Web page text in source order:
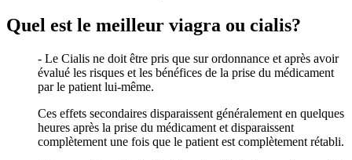
Quel est le meilleur viagra ou cialis?
- Le Cialis ne doit être pris que sur ordonnance et après avoir
évalué les risques et les bénéfices de la prise du médicament
par le patient lui-même.
Ces effets secondaires disparaissent généralement en quelques
heures après la prise du médicament et disparaissent
complètement une fois que le patient est complètement rétabli.